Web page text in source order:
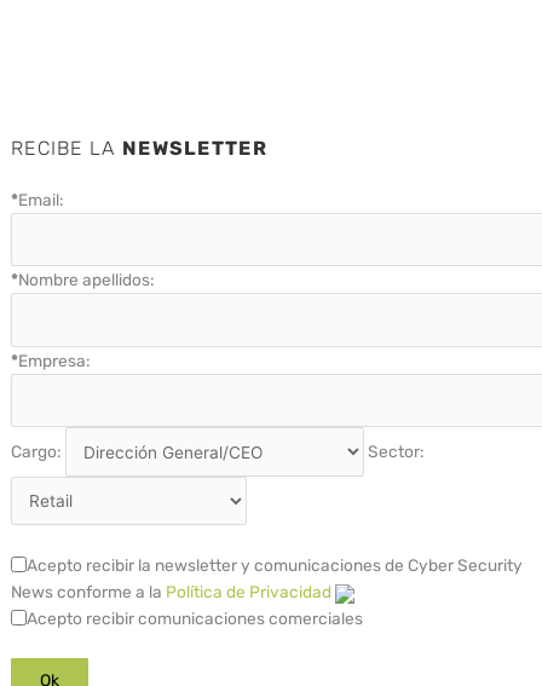
RECIBE LA NEWSLETTER
*Email:
*Nombre apellidos:
*Empresa:
Cargo: Sector:
Acepto recibir la newsletter y comunicaciones de Cyber Security
News conforme a la Política de Privacidad
Acepto recibir comunicaciones comerciales